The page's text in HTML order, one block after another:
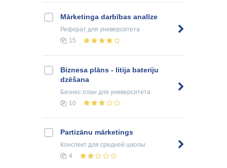
Mārketinga darbības analīze
Реферат для университета
15
Biznesa plāns - litija bateriju
dzēšana
Бизнес план для университета
10
Partizānu mārketings
Конспект для средней школы
4